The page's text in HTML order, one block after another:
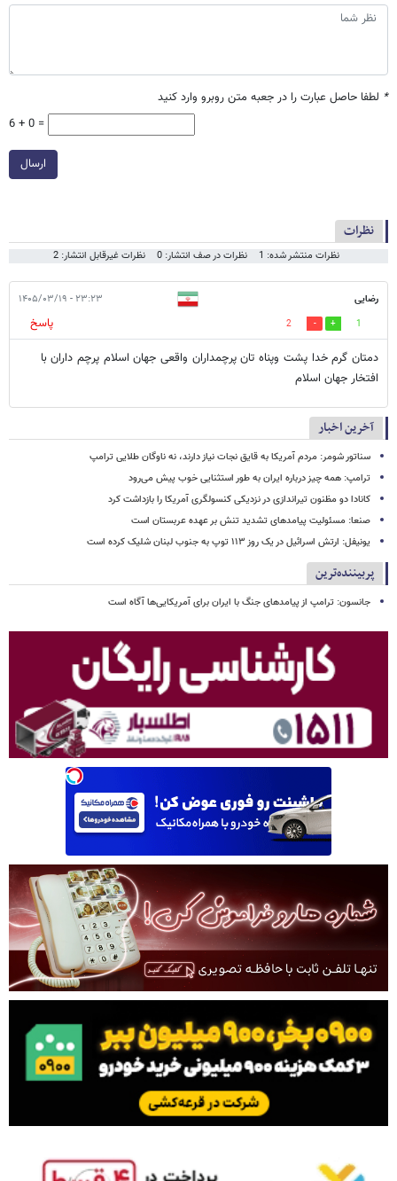
* لطفا حاصل عبارت را در جعبه متن روبرو وارد کنید
6 + 0 =
ارسال
نظرات
نظرات منتشر شده: 1 نظرات در صف انتشار: 0 نظرات غیرقابل انتشار: 2
رضایی ۲۳:۲۳ - ۱۴۰۵/۰۳/۱۹
1
2
پاسخ
دمتان گرم خدا پشت وپناه تان پرچمداران واقعی جهان اسلام پرچم داران با
افتخار جهان اسلام
آخرین اخبار
سناتور شومر: مردم آمریکا به قایق نجات نیاز دارند، نه ناوگان طلایی ترامپ
ترامپ: همه چیز درباره ایران به طور استثنایی خوب پیش می‌رود
کانادا دو مظنون تیراندازی در نزدیکی کنسولگری آمریکا را بازداشت کرد
صنعا: مسئولیت پیامدهای تشدید تنش بر عهده عربستان است
یونیفل: ارتش اسرائیل در یک روز ۱۱۳ توپ به جنوب لبنان شلیک کرده است
پربیننده‌ترین
جانسون: ترامپ از پیامدهای جنگ با ایران برای آمریکایی‌ها آگاه است